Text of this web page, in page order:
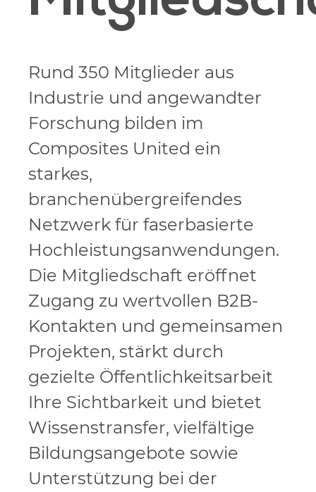
Rund 350 Mitglieder aus
Industrie und angewandter
Forschung bilden im
Composites United ein
starkes,
branchenübergreifendes
Netzwerk für faserbasierte
Hochleistungsanwendungen.
Die Mitgliedschaft eröffnet
Zugang zu wertvollen B2B-
Kontakten und gemeinsamen
Projekten, stärkt durch
gezielte Öffentlichkeitsarbeit
Ihre Sichtbarkeit und bietet
Wissenstransfer, vielfältige
Bildungsangebote sowie
Unterstützung bei der